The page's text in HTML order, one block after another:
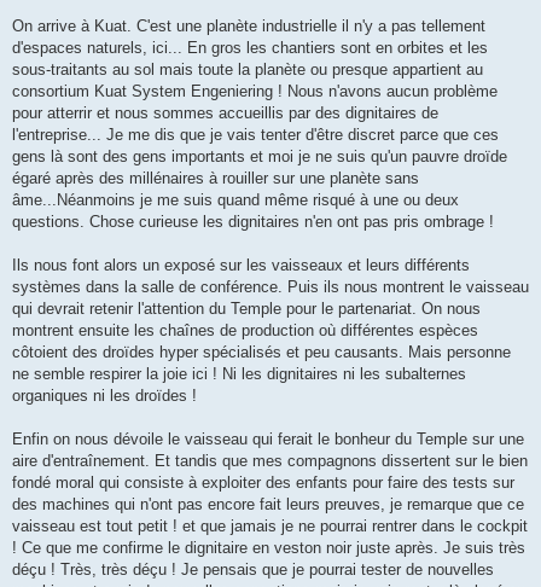
On arrive à Kuat. C'est une planète industrielle il n'y a pas tellement
d'espaces naturels, ici... En gros les chantiers sont en orbites et les
sous-traitants au sol mais toute la planète ou presque appartient au
consortium Kuat System Engeniering ! Nous n'avons aucun problème
pour atterrir et nous sommes accueillis par des dignitaires de
l'entreprise... Je me dis que je vais tenter d'être discret parce que ces
gens là sont des gens importants et moi je ne suis qu'un pauvre droïde
égaré après des millénaires à rouiller sur une planète sans
âme...Néanmoins je me suis quand même risqué à une ou deux
questions. Chose curieuse les dignitaires n'en ont pas pris ombrage !
Ils nous font alors un exposé sur les vaisseaux et leurs différents
systèmes dans la salle de conférence. Puis ils nous montrent le vaisseau
qui devrait retenir l'attention du Temple pour le partenariat. On nous
montrent ensuite les chaînes de production où différentes espèces
côtoient des droïdes hyper spécialisés et peu causants. Mais personne
ne semble respirer la joie ici ! Ni les dignitaires ni les subalternes
organiques ni les droïdes !
Enfin on nous dévoile le vaisseau qui ferait le bonheur du Temple sur une
aire d'entraînement. Et tandis que mes compagnons dissertent sur le bien
fondé moral qui consiste à exploiter des enfants pour faire des tests sur
des machines qui n'ont pas encore fait leurs preuves, je remarque que ce
vaisseau est tout petit ! et que jamais je ne pourrai rentrer dans le cockpit
! Ce que me confirme le dignitaire en veston noir juste après. Je suis très
déçu ! Très, très déçu ! Je pensais que je pourrai tester de nouvelles